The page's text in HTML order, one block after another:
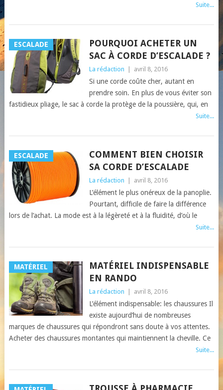
Suite...
ESCALADE
POURQUOI ACHETER UN
SAC À CORDE D’ESCALADE ?
La rédaction avril 8, 2016
Si une corde coûte cher, autant en
prendre soin. En plus de vous éviter son
fastidieux pliage, le sac à corde la protège de la poussière, qui, en
Suite...
ESCALADE
COMMENT BIEN CHOISIR
SA CORDE D’ESCALADE
La rédaction avril 8, 2016
L’élément le plus onéreux de la panoplie.
Pourtant, difficile de faire la différence
lors de l’achat. La mode est à la légèreté et à la fluidité, d’où le
Suite...
MATÉRIEL
MATÉRIEL INDISPENSABLE
EN RANDO
La rédaction avril 8, 2016
L’élément indispensable: les chaussures Il
existe aujourd’hui de nombreuses
marques de chaussures qui répondront sans doute à vos attentes.
Acheter des chaussures montantes qui maintiennent la cheville. Ce
Suite...